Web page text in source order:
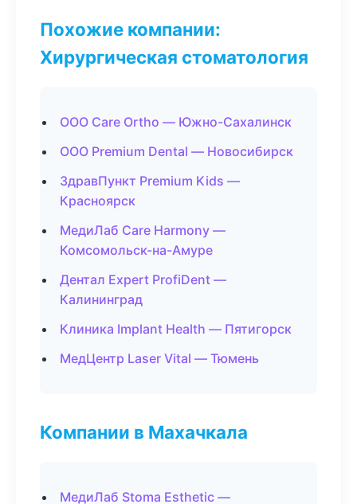
Похожие компании:
Хирургическая стоматология
ООО Care Ortho — Южно-Сахалинск
ООО Premium Dental — Новосибирск
ЗдравПункт Premium Kids —
Красноярск
МедиЛаб Care Harmony —
Комсомольск-на-Амуре
Дентал Expert ProfiDent —
Калининград
Клиника Implant Health — Пятигорск
МедЦентр Laser Vital — Тюмень
Компании в Махачкала
МедиЛаб Stoma Esthetic —